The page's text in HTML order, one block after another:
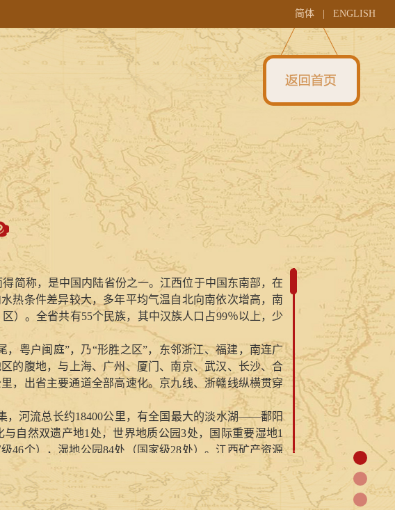
简体 ENGLISH
简称，是中国内陆省份之一。江西位于中国东南部，在
热条件差异较大，多年平均气温自北向南依次增高，南
）。全省共有55个民族，其中汉族人口占99％以上，少
粤户闽庭”，乃“形胜之区”，东邻浙江、福建，南连广
的腹地，与上海、广州、厦门、南京、武汉、长沙、合
，出省主要通道全部高速化。京九线、浙赣线纵横贯穿
，河流总长约18400公里，有全国最大的淡水湖——鄱阳
自然双遗产地1处，世界地质公园3处，国际重要湿地1
46个），湿地公园84处（国家级28处）。江西矿产资源
属矿产优势明显，是亚洲超大型的铜工业基地之一，有
”的特色闻名中外。樟树的四特酒，周恩来总理赞誉为